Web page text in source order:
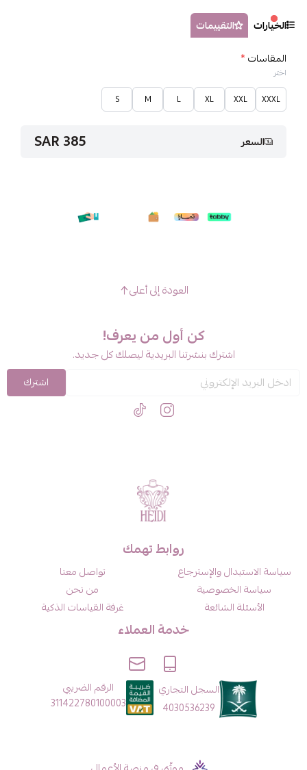
الخيارات
التقييمات
المقاسات*
اختر
XXXL
XXL
XL
L
M
S
السعر 385 SAR
العودة إلى أعلى
كن أول من يعرف!
اشترك بنشرتنا البريدية ليصلك كل جديد.
اشترك
روابط تهمك
سياسة الاستبدال والإسترجاع
سياسة الخصوصية
الأسئلة الشائعة
تواصل معنا
من نحن
غرفة القياسات الذكية
خدمة العملاء
السجل التجاري
4030536239
الرقم الضريبي
311422780100003